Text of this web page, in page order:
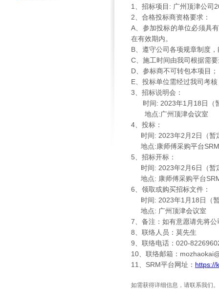
1
、招标项目 : 广州顶津公司
2 、合格投标商资格要求：
A 、参加投标的单位必须具
在有效期内。
B 、遵守公司各项规章制度
C 、施工时间由我司根据需
D 、参标商不可转包本项目；
E 、投标单位需经过我司考
3 、招标说明会：
时间: 2023年1 月 18日（
地点:广州顶津会议室
4 、投标：
时间: 2023年2 月 2日（暂
地点:康师傅采购平台SRM
5 、招标开标：
时间: 2023年2 月6日（暂
地点: 康师傅采购平台
6 、领取或购买招标文件：
时间: 2023年1 月 18日（
地点: 广州顶津会议室
7 、备注：如有意愿请先将
8 、联络人员：莫先生
9 、联络电话： 020-
10 、联络邮箱：
11
SRM平台网址： https://
如需获得详细信息，请联系我们。